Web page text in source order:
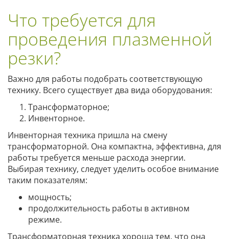
Что требуется для
проведения плазменной
резки?
Важно для работы подобрать соответствующую
технику. Всего существует два вида оборудования:
Трансформаторное;
Инвенторное.
Инвенторная техника пришла на смену
трансформаторной. Она компактна, эффективна, для
работы требуется меньше расхода энергии.
Выбирая технику, следует уделить особое внимание
таким показателям:
мощность;
продолжительность работы в активном
режиме.
Трансформаторная техника хороша тем, что она